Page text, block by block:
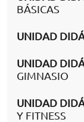
BÁSICAS
UNIDAD
UNIDAD
GIMNASIO
UNIDAD
Y FITNESS